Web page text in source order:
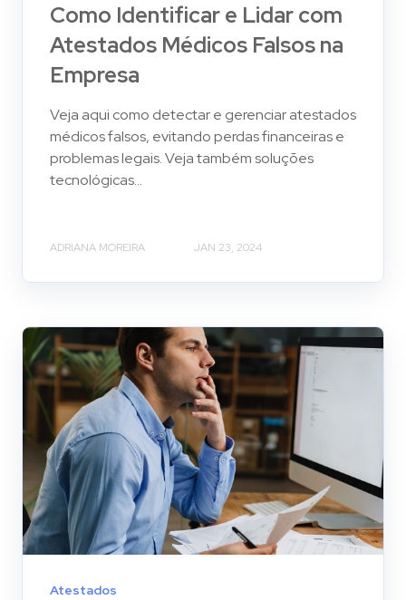
Como Identificar e Lidar com
Atestados Médicos Falsos na
Empresa
Veja aqui como detectar e gerenciar atestados
médicos falsos, evitando perdas financeiras e
problemas legais. Veja também soluções
tecnológicas...
ADRIANA MOREIRA JAN 23, 2024
Atestados